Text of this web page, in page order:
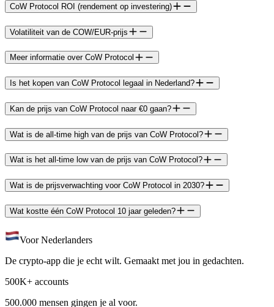
CoW Protocol ROI (rendement op investering)
Volatiliteit van de COW/EUR-prijs
Meer informatie over CoW Protocol
Is het kopen van CoW Protocol legaal in Nederland?
Kan de prijs van CoW Protocol naar €0 gaan?
Wat is de all-time high van de prijs van CoW Protocol?
Wat is het all-time low van de prijs van CoW Protocol?
Wat is de prijsverwachting voor CoW Protocol in 2030?
Wat kostte één CoW Protocol 10 jaar geleden?
Voor Nederlanders
De crypto-app die je echt wilt. Gemaakt met jou in gedachten.
500K+ accounts
500.000 mensen gingen je al voor.